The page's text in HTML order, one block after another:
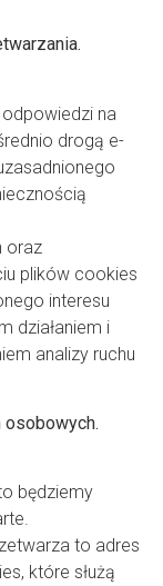
na
drogą e-
oraz
plików cookies
interesu
działaniem i
analizy ruchu
osobowych.
będziemy
to adres
które służą